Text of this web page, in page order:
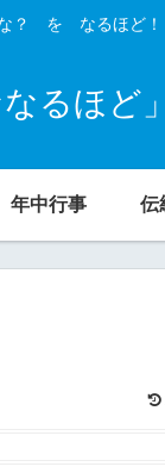
？ を なるほど
るほど
年中行事 伝